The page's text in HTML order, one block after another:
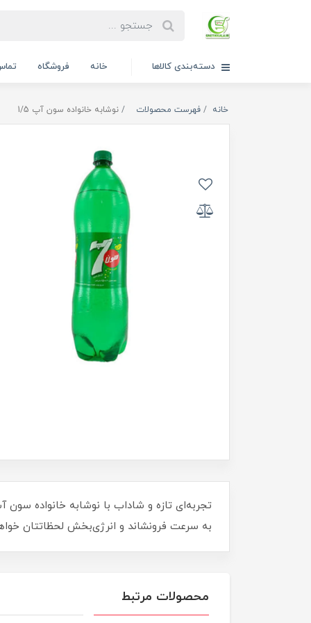
دسته‌بندی کالاها خانه فروشگاه
خانه فهرست محصولات نوشابه خانواده سون آپ 1/5
به سرعت فرونشاند و انرژی‌بخش لحظاتتان
محصولات مرتبط